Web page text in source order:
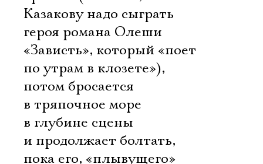
Казакову надо сыграть
героя романа Олеши
«Зависть», который «поет
по утрам в клозете»),
потом бросается
в тряпочное море
в глубине сцены
и продолжает болтать,
пока его, «плывущего»